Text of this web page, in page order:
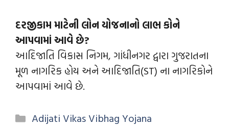
દરજીકામ માટેની લોન યોજનાનો લાભ કોને
આપવામાં આવે છે?
આદિજાતિ વિકાસ નિગમ, ગાંધીનગર દ્વારા ગુજરાતના
મૂળ નાગરિક હોય અને આદિજાતિ(ST) ના નાગરિકોને
આપવામાં આવે છે.
Adijati Vikas Vibhag Yojana